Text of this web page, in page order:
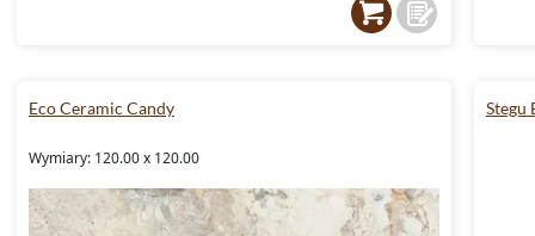
Eco Ceramic Candy
Wymiary: 120.00 x 120.00
Stegu